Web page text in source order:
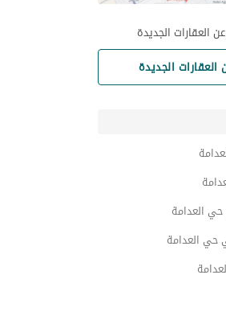
العقارات الجديدة
الجديدة
حي العدامة
حي العدامة